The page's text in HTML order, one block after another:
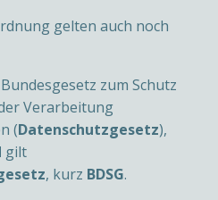
gelten auch noch
zum Schutz
Verarbeitung
(Datenschutzgesetz),
gilt
, kurz BDSG.